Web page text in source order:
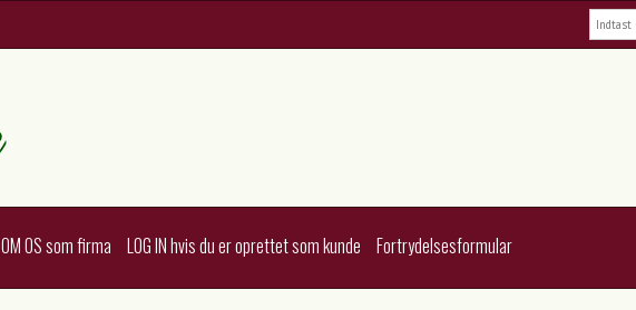
OM OS som firma LOG IN hvis du er oprettet som kunde Fortrydelsesformular